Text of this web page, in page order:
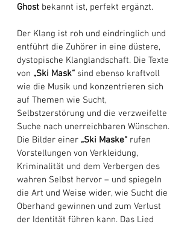
Ghost bekannt ist, perfekt ergänzt.
Der Klang ist roh und eindringlich und
entführt die Zuhörer in eine düstere,
dystopische Klanglandschaft. Die Texte
von „Ski Mask“ sind ebenso kraftvoll
wie die Musik und konzentrieren sich
auf Themen wie Sucht,
Selbstzerstörung und die verzweifelte
Suche nach unerreichbaren Wünschen.
Die Bilder einer „Ski Maske“ rufen
Vorstellungen von Verkleidung,
Kriminalität und dem Verbergen des
wahren Selbst hervor – und spiegeln
die Art und Weise wider, wie Sucht die
Oberhand gewinnen und zum Verlust
der Identität führen kann. Das Lied